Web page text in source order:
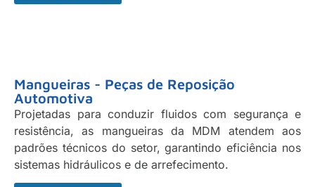
Mangueiras - Peças de Reposição
Automotiva
Projetadas para conduzir fluidos com segurança e
resistência, as mangueiras da MDM atendem aos
padrões técnicos do setor, garantindo eficiência nos
sistemas hidráulicos e de arrefecimento.